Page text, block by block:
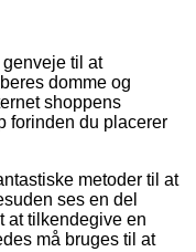
til at
domme og
shoppens
forinden du placerer
metoder til at
ses en del
at tilkendegive en
må bruges til at